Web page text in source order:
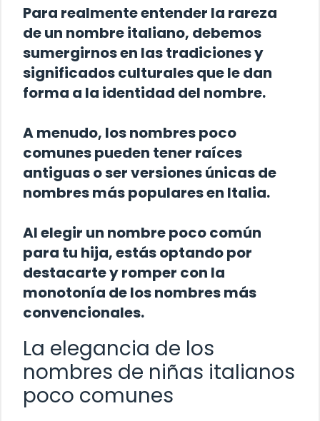
Para realmente entender la rareza
de un nombre italiano, debemos
sumergirnos en las tradiciones y
significados culturales que le dan
forma a la identidad del nombre.
A menudo, los nombres poco
comunes pueden tener raíces
antiguas o ser versiones únicas de
nombres más populares en Italia.
Al elegir un nombre poco común
para tu hija, estás optando por
destacarte y romper con la
monotonía de los nombres más
convencionales.
La elegancia de los
nombres de niñas italianos
poco comunes